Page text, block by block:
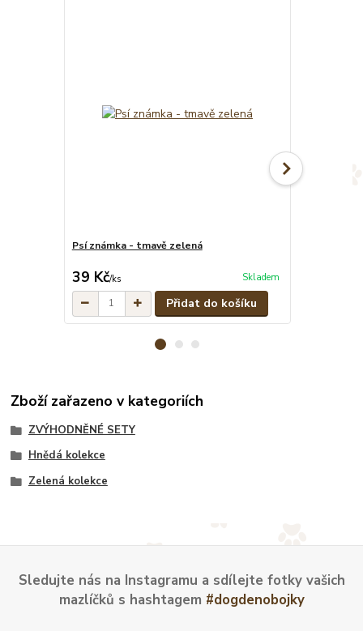
Psí známka - tmavě zelená
39 Kč/ks Skladem
Přidat do košíku
Zboží zařazeno v kategoriích
ZVÝHODNĚNÉ SETY
Hnědá kolekce
Zelená kolekce
Sledujte nás na Instagramu a sdílejte fotky vašich
mazlíčků s hashtagem #dogdenobojky